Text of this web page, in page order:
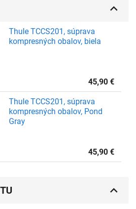
Thule TCCS201, súprava
kompresných obalov, biela
45,90 €
Thule TCCS201, súprava
kompresných obalov, Pond
Gray
45,90 €